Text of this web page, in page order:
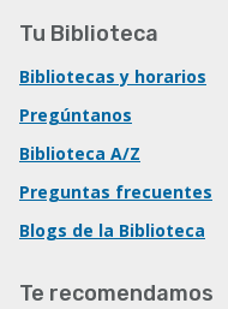
Tu Biblioteca
Bibliotecas y horarios
Pregúntanos
Biblioteca A/Z
Preguntas frecuentes
Blogs de la Biblioteca
Te recomendamos